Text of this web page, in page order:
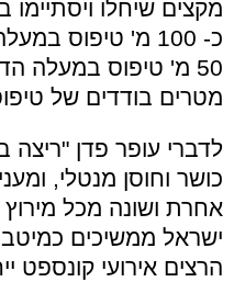
מטרים בודדים של
לדברי עופר פדן
כושר וחוסן מנטלי,
אחרת ושונה מכל
ישראל ממשיכים
הרצים אירועי קונספט